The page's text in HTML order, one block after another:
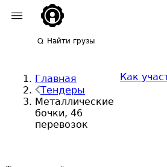
Найти грузы
Главная
Тендеры
Металлические
бочки, 46
перевозок
Как